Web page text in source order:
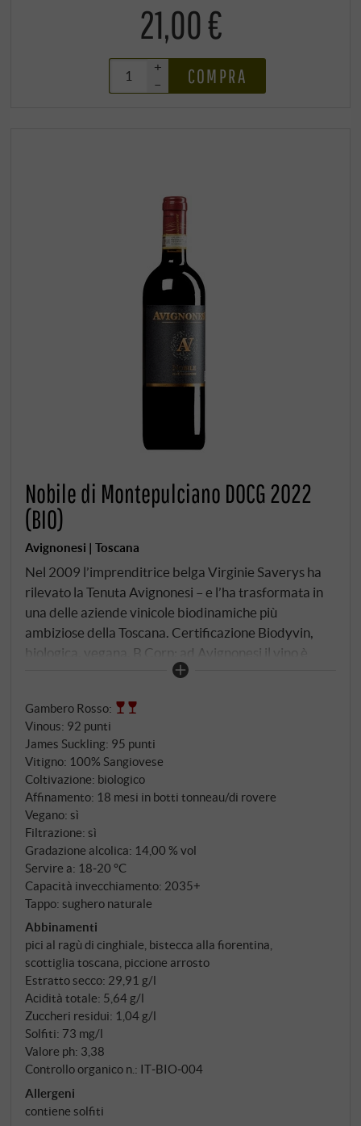
21,00 €
+
–
COMPRA
Nobile di Montepulciano DOCG 2022
(BIO)
Avignonesi | Toscana
Nel 2009 l’imprenditrice belga Virginie Saverys ha
rilevato la Tenuta Avignonesi – e l’ha trasformata in
una delle aziende vinicole biodinamiche più
ambiziose della Toscana. Certificazione Biodyvin,
biologica, vegana, B Corp: ad Avignonesi il vino è
inteso come espressione di terreni vivi – e il
con straordinaria limpidezza. Il Vino Nobile proviene
da vigneti su terreni sedimentari di origine marina –
calcarei, con percentuali variabili di argilla e sabbia
risalenti al Pleistocene e al Pliocene, impiantati tra il
1995 e il 2017 ad un’altitudine compresa tra i 270 e i
375 metri. La fermentazione avviene con lieviti
provenienti dal «pied de cuve» di casa: la prima
partita di uva viene raccolta in anticipo per
selezionare i lieviti naturalmente presenti sulle
bucce. Un procedimento che rafforza il legame tra
vino e vigneto e ne consolida il «sense of place». Da
20 a 25 giorni di macerazione, seguiti da 18 mesi in
grandi botti e tonneaux.
Gambero Rosso:
Vinous: 92 punti
James Suckling: 95 punti
Vitigno: 100% Sangiovese
Coltivazione: biologico
Affinamento: 18 mesi in botti tonneau/di rovere
Vegano: sì
Filtrazione: sì
Gradazione alcolica: 14,00 % vol
Servire a: 18‑20 °C
Capacità invecchiamento: 2035+
Tappo: sughero naturale
Abbinamenti
pici al ragù di cinghiale, bistecca alla fiorentina,
scottiglia toscana, piccione arrosto
Estratto secco: 29,91 g/l
Acidità totale: 5,64 g/l
Zuccheri residui: 1,04 g/l
Solfiti: 73 mg/l
Valore ph: 3,38
Controllo organico n.: IT‑BIO‑004
Allergeni
contiene solfiti